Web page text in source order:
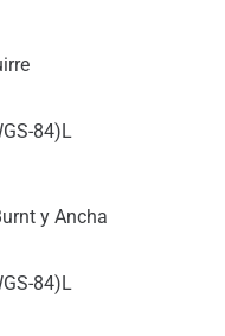
84)L
y Ancha
84)L